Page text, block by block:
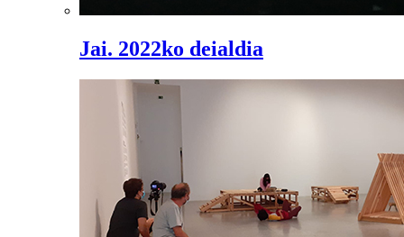
Jai. 2022ko deialdia